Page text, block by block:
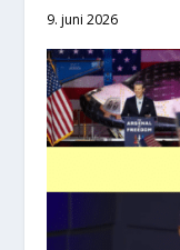
9. juni 2026